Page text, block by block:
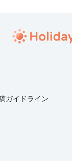
ガイドライン